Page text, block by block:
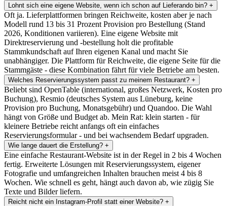
Lohnt sich eine eigene Website, wenn ich schon auf Lieferando bin? +
Oft ja. Lieferplattformen bringen Reichweite, kosten aber je nach
Modell rund 13 bis 31 Prozent Provision pro Bestellung (Stand
2026, Konditionen variieren). Eine eigene Website mit
Direktreservierung und -bestellung holt die profitable
Stammkundschaft auf Ihren eigenen Kanal und macht Sie
unabhängiger. Die Plattform für Reichweite, die eigene Seite für die
Stammgäste - diese Kombination fährt für viele Betriebe am besten.
Welches Reservierungssystem passt zu meinem Restaurant? +
Beliebt sind OpenTable (international, großes Netzwerk, Kosten pro
Buchung), Resmio (deutsches System aus Lüneburg, keine
Provision pro Buchung, Monatsgebühr) und Quandoo. Die Wahl
hängt von Größe und Budget ab. Mein Rat: klein starten - für
kleinere Betriebe reicht anfangs oft ein einfaches
Reservierungsformular - und bei wachsendem Bedarf upgraden.
Wie lange dauert die Erstellung? +
Eine einfache Restaurant-Website ist in der Regel in 2 bis 4 Wochen
fertig. Erweiterte Lösungen mit Reservierungssystem, eigener
Fotografie und umfangreichen Inhalten brauchen meist 4 bis 8
Wochen. Wie schnell es geht, hängt auch davon ab, wie zügig Sie
Texte und Bilder liefern.
Reicht nicht ein Instagram-Profil statt einer Website? +